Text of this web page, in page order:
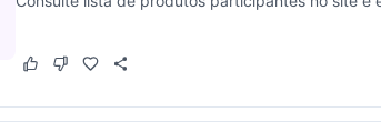
Este cupom funcionou
Este cupom não funcionou